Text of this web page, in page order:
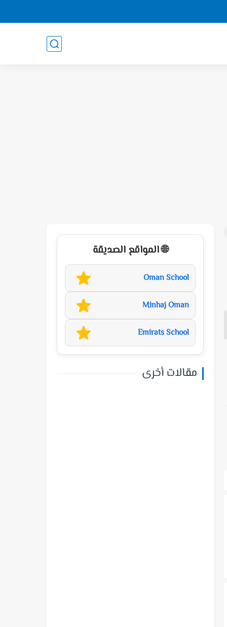
🌐 المواقع الصديقة
Oman School
Minhaj Oman
Emirats School
مقالات أخرى